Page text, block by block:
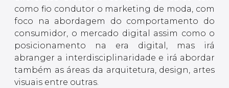
como fio condutor o marketing de moda, com
foco na abordagem do comportamento do
consumidor, o mercado digital assim como o
posicionamento na era digital, mas irá
abranger a interdisciplinaridade e irá abordar
também as áreas da arquitetura, design, artes
visuais entre outras.